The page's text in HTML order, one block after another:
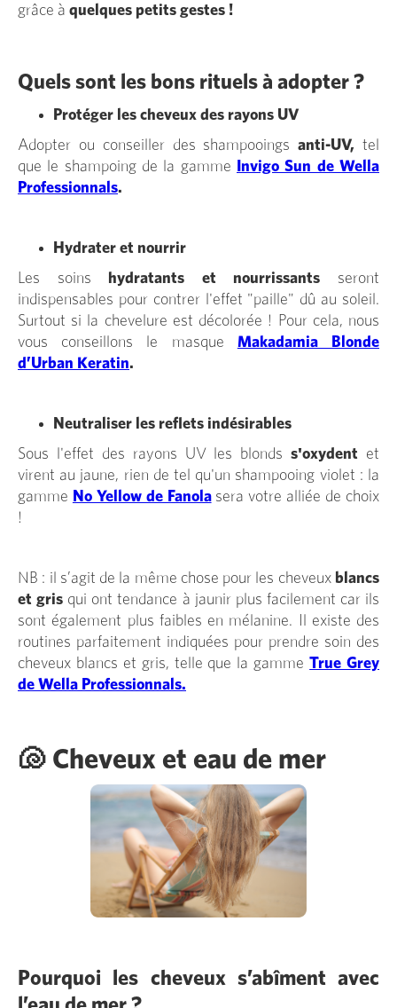
grâce à quelques petits gestes !
Quels sont les bons rituels à adopter ?
Protéger les cheveux des rayons UV
Adopter ou conseiller des shampooingsanti-UV,tel
que le shampoing de la gamme
Invigo Sun de Wella
Professionnals.
Hydrater et nourrir
Les soins
hydratants et nourrissants seront
indispensables pour contrer l'effet "paille" dû au soleil.
Surtout si la chevelure est décolorée ! Pour cela, nous
vous conseillons le masque
Makadamia Blonde
d’Urban Keratin.
Neutraliser les reflets indésirables
Sous l'effet des rayons UV les blondss'oxydent et
virent au jaune, rien de tel qu'un shampooing violet : la
gamme No Yellow de Fanolasera votre alliée de choix
!
NB : il s’agit de la même chose pour les cheveux blancs
et gris qui ont tendance à jaunir plus facilement car ils
sont également plus faibles en mélanine. Il existe des
routines parfaitement indiquées pour prendre soin des
cheveux blancs et gris, telle que la gammeTrue Grey
de Wella Professionnals.
🐚 Cheveux et eau de mer
Pourquoi les cheveux s’abîment avec